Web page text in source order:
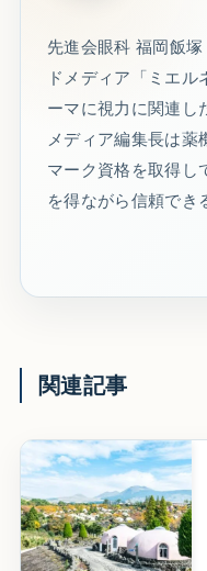
先進会眼科 福岡飯
ドメディア「ミエ
ーマに視力に関連し
メディア編集長は薬
マーク資格を取得し
を得ながら信頼でき
関連記事